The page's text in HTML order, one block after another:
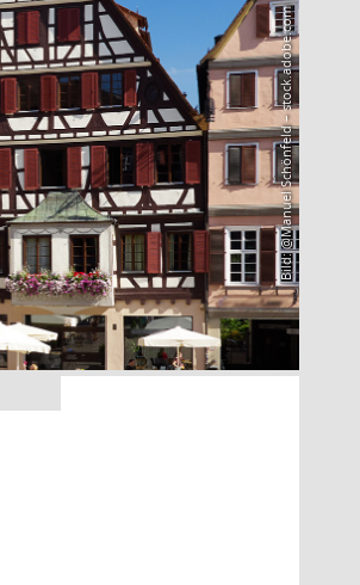
Bild: @Manuel Schönfeld – stock.adobe.com